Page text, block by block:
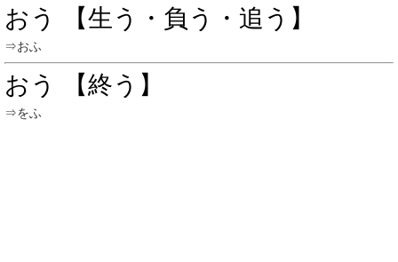
おう 【生う・負う・追う】
⇒おふ
おう 【終う】
⇒をふ